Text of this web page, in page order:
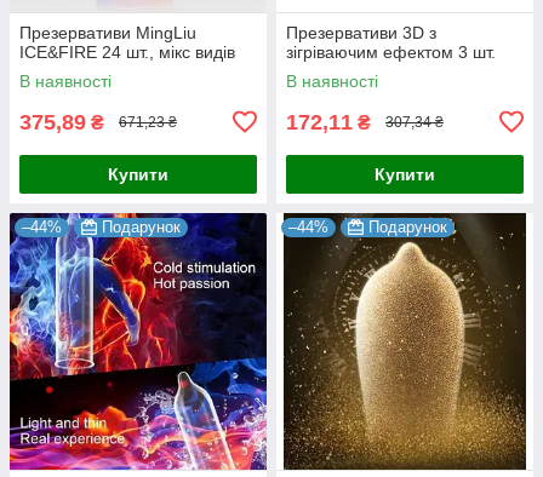
Презервативи MingLiu
ICE&FIRE 24 шт., мікс видів
В наявності
375,89 ₴ 671,23 ₴
Купити
Презервативи 3D з
зігріваючим ефектом 3 шт.
В наявності
172,11 ₴ 307,34 ₴
Купити
–44% Подарунок –44% Подарунок